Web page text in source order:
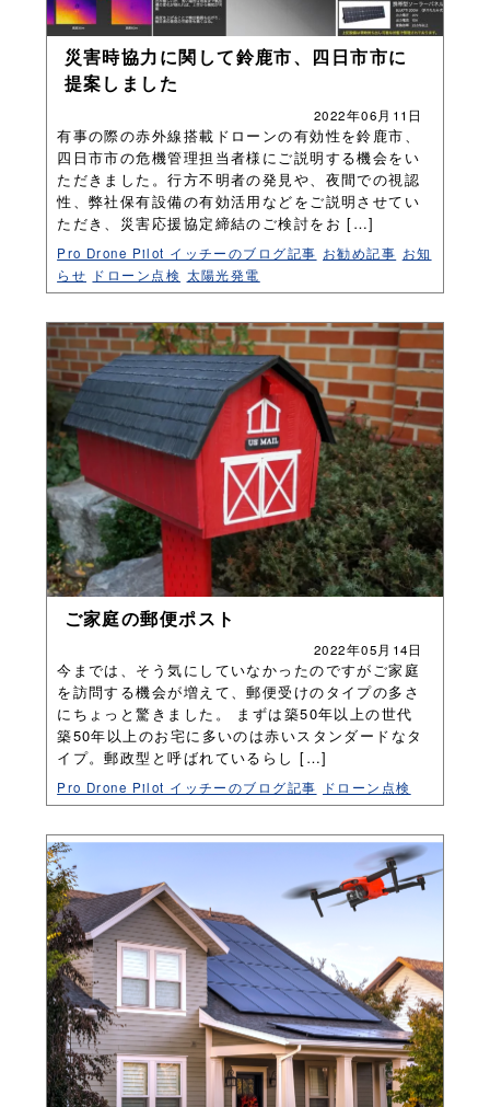
災害時協力に関して鈴鹿市、四日市市に
提案しました
2022年06月11日
有事の際の赤外線搭載ドローンの有効性を鈴鹿市、
四日市市の危機管理担当者様にご説明する機会をい
ただきました。行方不明者の発見や、夜間での視認
性、弊社保有設備の有効活用などをご説明させてい
ただき、災害応援協定締結のご検討をお […]
Pro Drone Pilot イッチーのブログ記事 お勧め記事 お知
らせ
ドローン点検 太陽光発電
ご家庭の郵便ポスト
2022年05月14日
今までは、そう気にしていなかったのですがご家庭
を訪問する機会が増えて、郵便受けのタイプの多さ
にちょっと驚きました。 まずは築50年以上の世代
築50年以上のお宅に多いのは赤いスタンダードなタ
イプ。郵政型と呼ばれているらし […]
Pro Drone Pilot イッチーのブログ記事 ドローン点検